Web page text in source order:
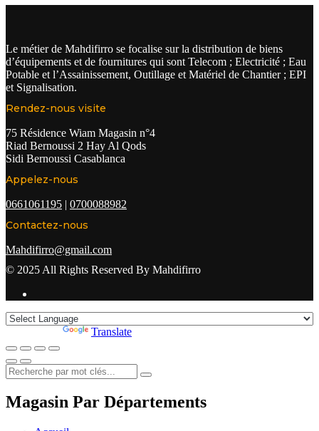
Le métier de Mahdifirro se focalise sur la distribution de biens
d’équipements et de fournitures qui sont Telecom ; Electricité ; Eau
Potable et l’Assainissement, Outillage et Matériel de Chantier ; EPI
et Signalisation.
Rendez-nous visite
75 Résidence Wiam Magasin n°4
Riad Bernoussi 2 Hay Al Qods
Sidi Bernoussi Casablanca
Appelez-nous
0661061195 | 0700088982
Contactez-nous
Mahdifirro@gmail.com
© 2025 All Rights Reserved By Mahdifirro
Translate
Magasin Par Départements